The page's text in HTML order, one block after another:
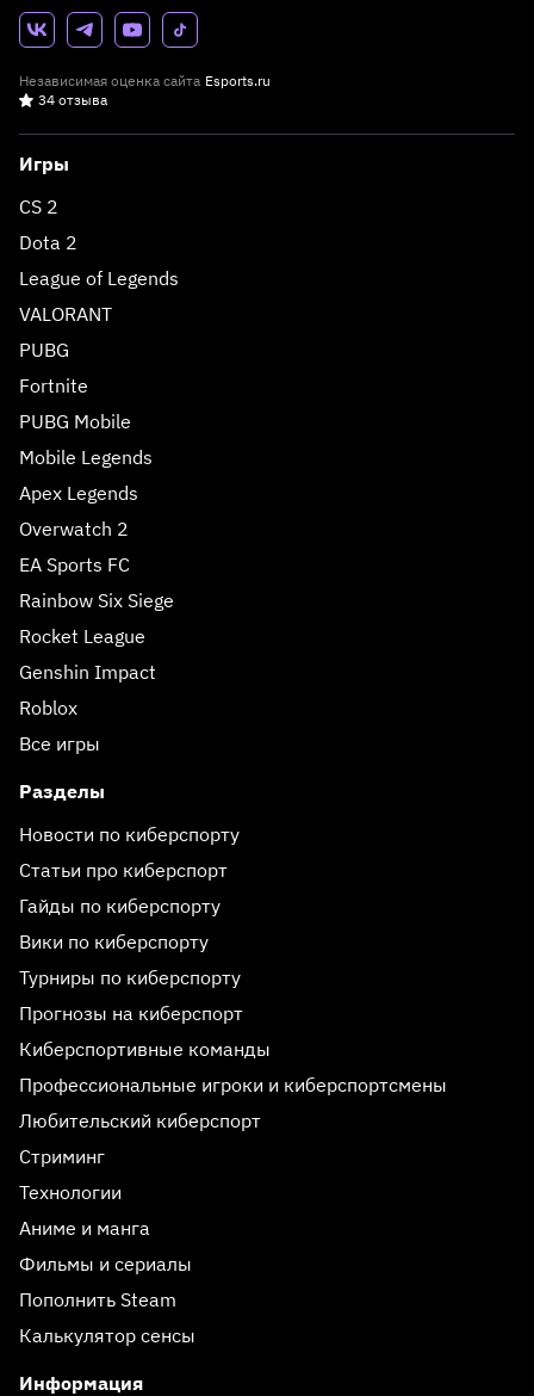
Независимая оценка сайта Esports.ru
34 отзыва
Игры
CS 2
Dota 2
League of Legends
VALORANT
PUBG
Fortnite
PUBG Mobile
Mobile Legends
Apex Legends
Overwatch 2
EA Sports FC
Rainbow Six Siege
Rocket League
Genshin Impact
Roblox
Все игры
Разделы
Новости по киберспорту
Статьи про киберспорт
Гайды по киберспорту
Вики по киберспорту
Турниры по киберспорту
Прогнозы на киберспорт
Киберспортивные команды
Профессиональные игроки и киберспортсмены
Любительский киберспорт
Стриминг
Технологии
Аниме и манга
Фильмы и сериалы
Пополнить Steam
Калькулятор сенсы
Информация